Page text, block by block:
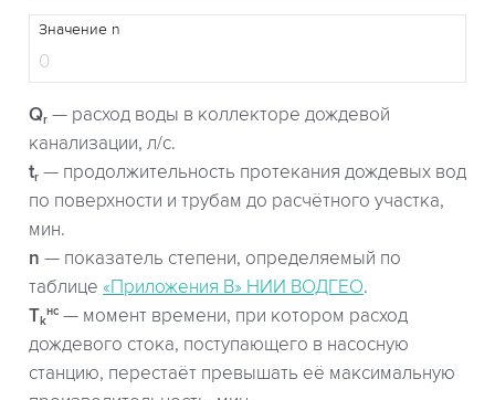
Значение n
Qr — расход воды в коллекторе дождевой
канализации, л/с.
tr — продолжительность протекания дождевых вод
по поверхности и трубам до расчётного участка,
мин.
n — показатель степени, определяемый по
таблице «Приложения В» НИИ ВОДГЕО.
Tk
нс — момент времени, при котором расход
дождевого стока, поступающего в насосную
станцию, перестаёт превышать её максимальную